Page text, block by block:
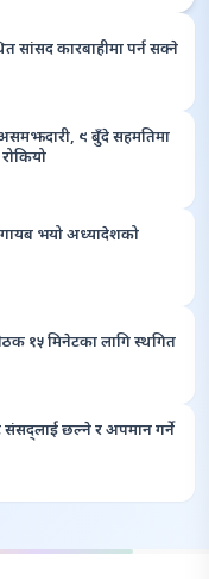
सांसद कारबाहीमा पर्न सक्ने
९ बुँदे सहमतिमा
गायब भयो अध्यादेशको
१५ मिनेटका लागि स्थगित
संसद्लाई छल्ने र अपमान गर्ने